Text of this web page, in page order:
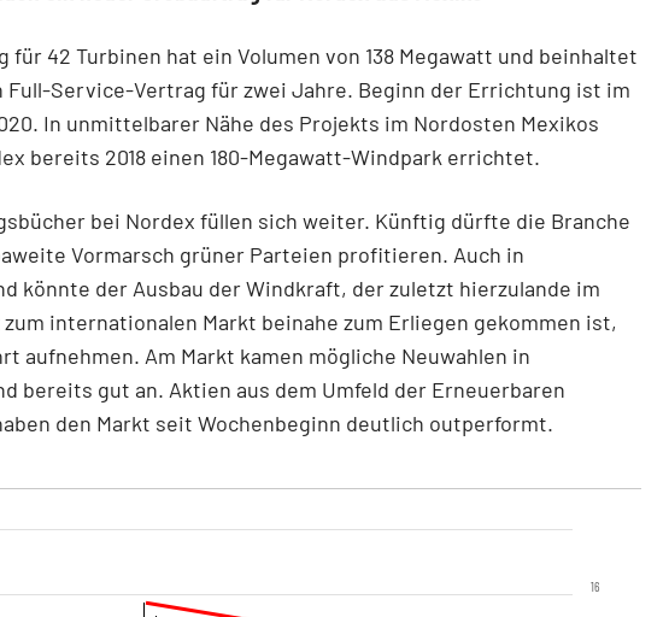
für 42 Turbinen hat ein Volumen von 138 Megawatt und beinhaltet
Full-Service-Vertrag für zwei Jahre. Beginn der Errichtung ist im
In unmittelbarer Nähe des Projekts im Nordosten Mexikos
bereits 2018 einen 180-Megawatt-Windpark errichtet.
bei Nordex füllen sich weiter. Künftig dürfte die Branche
Vormarsch grüner Parteien profitieren. Auch in
könnte der Ausbau der Windkraft, der zuletzt hierzulande im
zum internationalen Markt beinahe zum Erliegen gekommen ist,
aufnehmen. Am Markt kamen mögliche Neuwahlen in
bereits gut an. Aktien aus dem Umfeld der Erneuerbaren
den Markt seit Wochenbeginn deutlich outperformt.
16